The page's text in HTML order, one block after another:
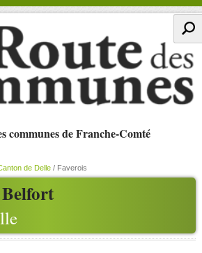
communes de Franche-Comté
de Delle/ Faverois